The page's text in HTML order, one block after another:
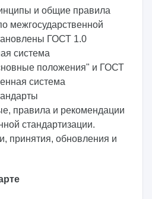
и общие правила
межгосударственной
ГОСТ 1.0
система
положения" и ГОСТ
система
правила и рекомендации
стандартизации.
принятия, обновления и